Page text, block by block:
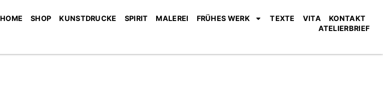
HOME SHOP KUNSTDRUCKE SPIRIT MALEREI FRÜHES WERK TEXTE VITA
KONTAKT
ATELIERBRIEF